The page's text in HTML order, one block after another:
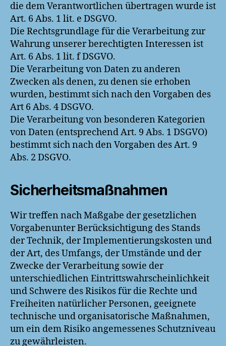
die dem Verantwortlichen übertragen wurde ist
Art. 6 Abs. 1 lit. e DSGVO.
Die Rechtsgrundlage für die Verarbeitung zur
Wahrung unserer berechtigten Interessen ist
Art. 6 Abs. 1 lit. f DSGVO.
Die Verarbeitung von Daten zu anderen
Zwecken als denen, zu denen sie erhoben
wurden, bestimmt sich nach den Vorgaben des
Art 6 Abs. 4 DSGVO.
Die Verarbeitung von besonderen Kategorien
von Daten (entsprechend Art. 9 Abs. 1 DSGVO)
bestimmt sich nach den Vorgaben des Art. 9
Abs. 2 DSGVO.
Sicherheitsmaßnahmen
Wir treffen nach Maßgabe der gesetzlichen
Vorgabenunter Berücksichtigung des Stands
der Technik, der Implementierungskosten und
der Art, des Umfangs, der Umstände und der
Zwecke der Verarbeitung sowie der
unterschiedlichen Eintrittswahrscheinlichkeit
und Schwere des Risikos für die Rechte und
Freiheiten natürlicher Personen, geeignete
technische und organisatorische Maßnahmen,
um ein dem Risiko angemessenes Schutzniveau
zu gewährleisten.